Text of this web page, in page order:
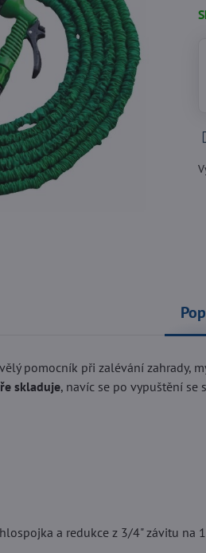
pomocník při zalévání zahrady,
skladuje, navíc se po vypuštění se
a redukce z 3/4" závitu na